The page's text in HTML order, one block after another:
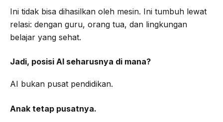
Ini tidak bisa dihasilkan oleh mesin. Ini tumbuh lewat
relasi: dengan guru, orang tua, dan lingkungan
belajar yang sehat.
Jadi, posisi AI seharusnya di mana?
AI bukan pusat pendidikan.
Anak tetap pusatnya.